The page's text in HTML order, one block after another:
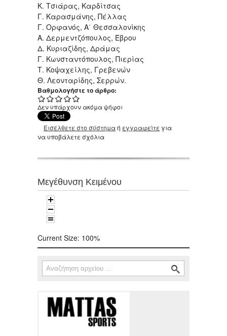
Κ. Τσιάρας, Καρδίτσας
Γ. Καρασμάνης, Πέλλας
Γ. Ορφανός, Α΄ Θεσσαλονίκης
Α. Δερμεντζόπουλος, Έβρου
Δ. Κυριαζίδης, Δράμας
Γ. Κωνσταντόπουλος, Πιερίας
Τ. Κοψαχείλης, Γρεβενών
Θ. Λεονταρίδης, Σερρών.
Βαθμολογήστε το άρθρο:
Δεν υπάρχουν ακόμα ψήφοι
Εισέλθετε στο σύστημαή εγγραφείτε για
να υποβάλετε σχόλια
Μεγέθυνση Κειμένου
Current Size: 100%
Φόρμα αναζήτησης
Αναζήτηση